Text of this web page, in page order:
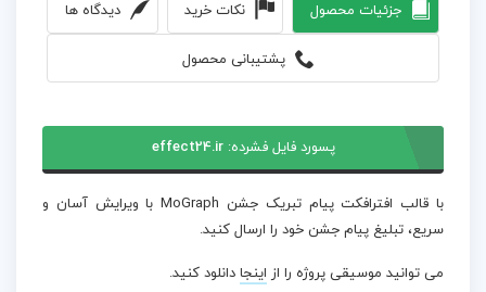
جزئیات محصول نکات خرید دیدگاه ها
پشتیبانی محصول
پسورد فایل فشرده:effect24.ir
با قالب افترافکت پیام تبریک جشن MoGraph با ویرایش آسان و
سریع، تبلیغ پیام جشن خود را ارسال کنید.
می توانید موسیقی پروژه را از اینجا دانلود کنید.